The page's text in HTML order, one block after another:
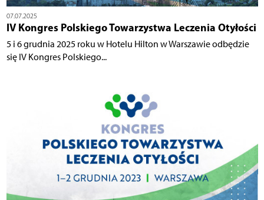
07.07.2025
IV Kongres Polskiego Towarzystwa Leczenia Otyłości
5 i 6 grudnia 2025 roku w Hotelu Hilton w Warszawie odbędzie
się IV Kongres Polskiego...